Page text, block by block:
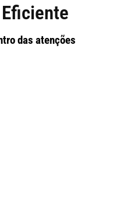
das atenções